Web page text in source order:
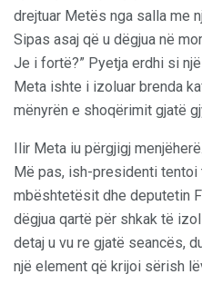
drejtuar Metës nga salla me
Sipas asaj që u dëgjua në
Je i fortë?” Pyetja erdhi si
Meta ishte i izoluar brenda
mënyrën e shoqërimit gjatë
Ilir Meta iu përgjigj
Më pas, ish-presidenti
mbështetësit dhe deputetin
dëgjua qartë për shkak të
detaj u vu re gjatë seancës,
një element që krijoi sërish